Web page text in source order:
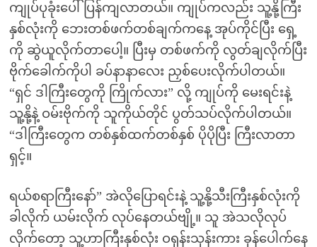
ကျုပ်ပုခုံးပေါ် ပြန်ကျလာတယ်။ ကျုပ်ကလည်း သူ့နို့ကြီး
နှစ်လုံးကို ဘေးတစ်ဖက်တစ်ချက်ကနေ့ အုပ်ကိုင်ပြီး ရှေ့
ကို ဆွဲယူလိုက်တာပေါ့။ ပြီးမှ တစ်ဖက်ကို လွတ်ချလိုက်ပြီး
ဗိုက်ခေါက်ကိုပါ ခပ်နာနာလေး ညှစ်ပေးလိုက်ပါတယ်။
“ရှင် ဒါကြီးတွေကို ကြိုက်လား” လို့ ကျုပ်ကို မေးရင်းနဲ့
သူ့နို့နဲ့ ဝမ်းဗိုက်ကို သူကိုယ်တိုင် ပွတ်သပ်လိုက်ပါတယ်။
“ဒါကြီးတွေက တစ်နှစ်ထက်တစ်နှစ် ပိုပိုပြီး ကြီးလာတာ
ရှင့်။
ရယ်စရာကြီးနော်” အဲလိုပြောရင်းနဲ့ သူ့နို့သီးကြီးနှစ်လုံးကို
ခါလိုက် ယမ်းလိုက် လုပ်နေတယ်ဗျို့။ သူ အဲသလိုလုပ်
လိုက်တော့ သူ့ဟာကြီးနှစ်လုံး ဝရုန်းသုန်းကား ခုန်ပေါက်နေ